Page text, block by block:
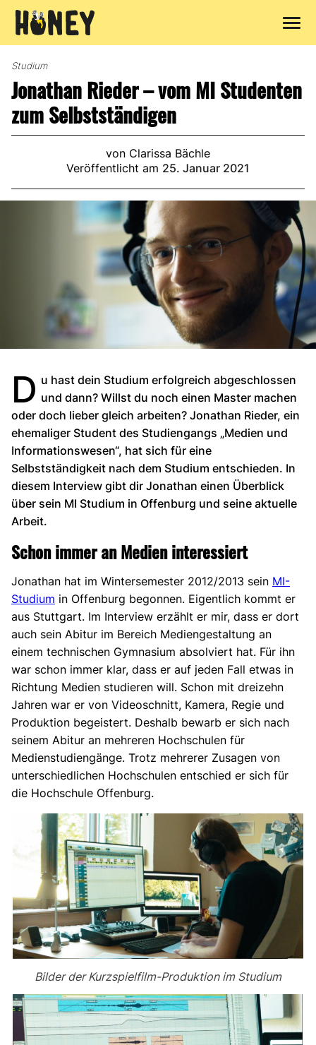
Inhalt
Studium
Jonathan Rieder – vom MI Studenten
zum Selbstständigen
von Clarissa Bächle
Veröffentlicht am 25. Januar 2021
D u hast dein Studium erfolgreich abgeschlossen
und dann? Willst du noch einen Master machen
oder doch lieber gleich arbeiten? Jonathan Rieder, ein
ehemaliger Student des Studiengangs „Medien und
Informationswesen“, hat sich für eine
Selbstständigkeit nach dem Studium entschieden. In
diesem Interview gibt dir Jonathan einen Überblick
über sein MI Studium in Offenburg und seine aktuelle
Arbeit.
Schon immer an Medien interessiert
Jonathan hat im Wintersemester 2012/2013 sein MI-
Studium in Offenburg begonnen. Eigentlich kommt er
aus Stuttgart. Im Interview erzählt er mir, dass er dort
auch sein Abitur im Bereich Mediengestaltung an
einem technischen Gymnasium absolviert hat. Für ihn
war schon immer klar, dass er auf jeden Fall etwas in
Richtung Medien studieren will. Schon mit dreizehn
Jahren war er von Videoschnitt, Kamera, Regie und
Produktion begeistert. Deshalb bewarb er sich nach
seinem Abitur an mehreren Hochschulen für
Medienstudiengänge. Trotz mehrerer Zusagen von
unterschiedlichen Hochschulen entschied er sich für
die Hochschule Offenburg.
Bilder der Kurzspielfilm-Produktion im Studium